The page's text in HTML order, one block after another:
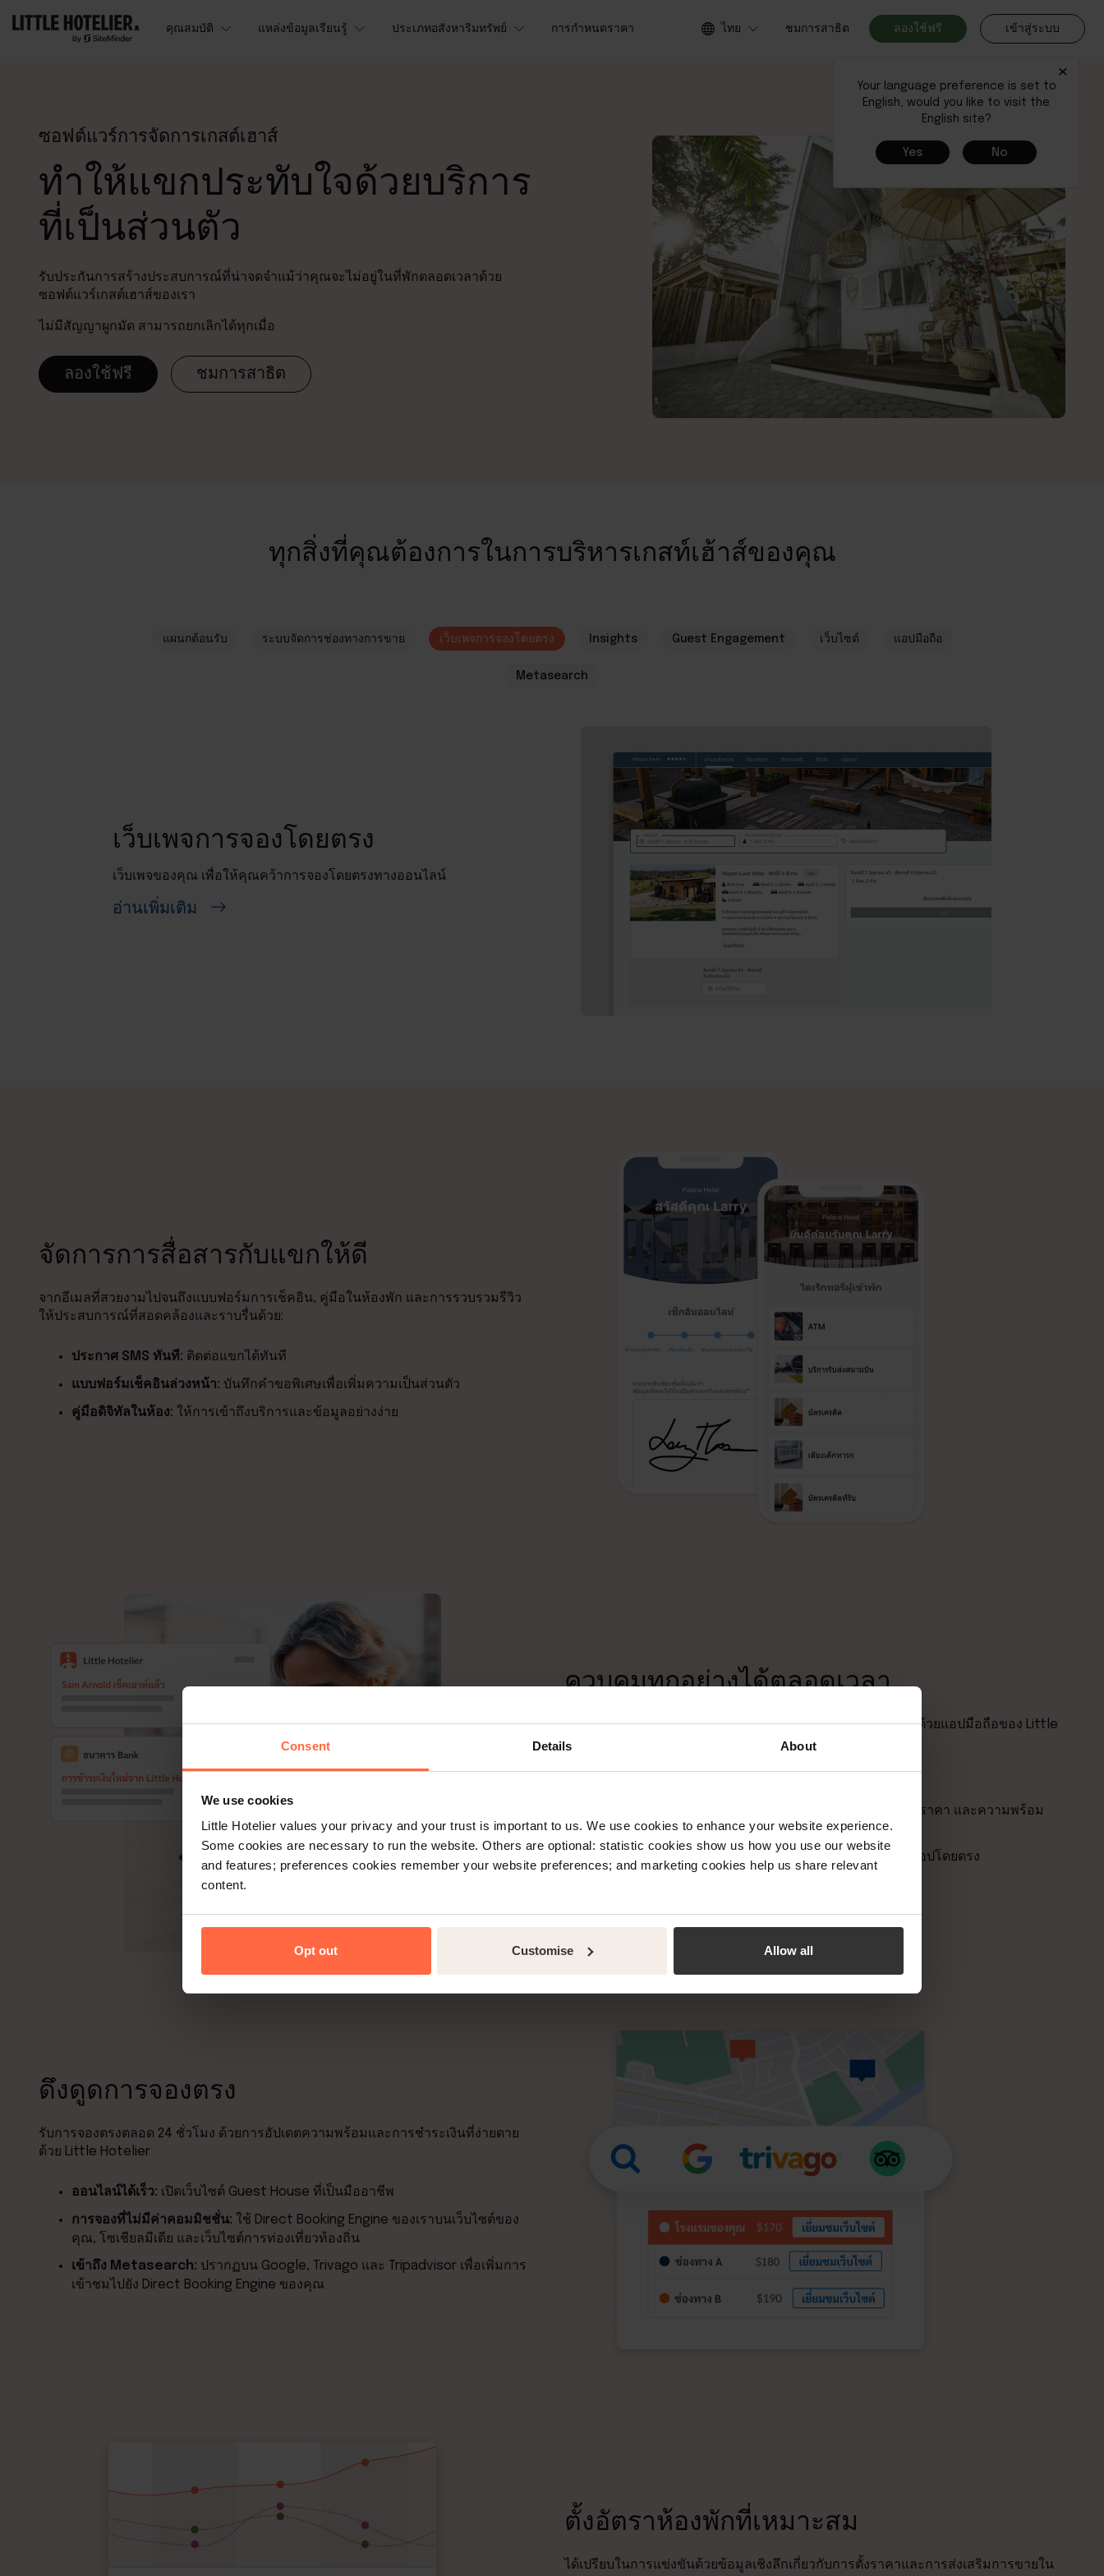
Consent Details About
We use cookies
Little Hotelier values your privacy and your trust is important to us. We use cookies to enhance your website experience.
Some cookies are necessary to run the website. Others are optional: statistic cookies show us how you use our website
and features; preferences cookies remember your website preferences; and marketing cookies help us share relevant
content.
Opt out Customise Allow all
คุณสมบัติ แหล่งข้อมูลเรียนรู้ ประเภทอสังหาริมทรัพย์ การกำหนดราคา ไทย ชมการสาธิต ลองใช้ฟรี เข้าสู่ระบบ
×
Your language preference is set to
English, would you like to visit the
English site?
Yes No
ซอฟต์แวร์การจัดการเกสต์เฮาส์
ทำให้แขกประทับใจด้วยบริการ
ที่เป็นส่วนตัว
รับประกันการสร้างประสบการณ์ที่น่าจดจำแม้ว่าคุณจะไม่อยู่ในที่พักตลอดเวลาด้วย
ซอฟต์แวร์เกสต์เฮาส์ของเรา
ไม่มีสัญญาผูกมัด สามารถยกเลิกได้ทุกเมื่อ
ลองใช้ฟรี ชมการสาธิต
ทุกสิ่งที่คุณต้องการในการบริหารเกสท์เฮ้าส์ของคุณ
แผนกต้อนรับ ระบบจัดการช่องทางการขาย เว็บเพจการจองโดยตรง Insights Guest Engagement เว็บไซต์ แอปมือถือ
Metasearch
Insights
แดชบอร์ดพร้อมข้อมูลเชิงลึก เกี่ยวกับรู้วิธีกำหนดราคา และการโปรโมต
ที่พักของคุณ
อ่านเพิ่มเติม
จัดการการสื่อสารกับแขกให้ดี
จากอีเมลที่สวยงามไปจนถึงแบบฟอร์มการเช็คอิน, คู่มือในห้องพัก และการรวบรวมรีวิว
ให้ประสบการณ์ที่สอดคล้องและราบรื่นด้วย:
ประกาศ SMS ทันที: ติดต่อแขกได้ทันที
แบบฟอร์มเช็คอินล่วงหน้า: บันทึกคำขอพิเศษเพื่อเพิ่มความเป็นส่วนตัว
คู่มือดิจิทัลในห้อง: ให้การเข้าถึงบริการและข้อมูลอย่างง่าย
ควบคุมทุกอย่างได้ตลอดเวลา
อยู่เหนือการควบคุมของ Guest House หรือ Cottage ของคุณด้วยแอปมือถือของ Little
Hotelier:
จัดการการจอง, การเช็คอิน/เช็คเอาท์, การตั้งราคา และความพร้อม
ของห้องพักจากโทรศัพท์หรือแท็บเล็ตของคุณ
ประมวลผลการทำธุรกรรมผ่านแอปโดยตรง
ดึงดูดการจองตรง
รับการจองตรงตลอด 24 ชั่วโมง ด้วยการอัปเดตความพร้อมและการชำระเงินที่ง่ายดาย
ด้วย Little Hotelier
ออนไลน์ได้เร็ว: เปิดเว็บไซต์ Guest House ที่เป็นมืออาชีพ
การจองที่ไม่มีค่าคอมมิชชั่น: ใช้ Direct Booking Engine ของเราบนเว็บไซต์ของ
คุณ, โซเชียลมีเดีย และเว็บไซต์การท่องเที่ยวท้องถิ่น
เข้าถึง Metasearch: ปรากฏบน Google, Trivago และ Tripadvisor เพื่อเพิ่มการ
เข้าชมไปยัง Direct Booking Engine ของคุณ
ตั้งอัตราห้องพักที่เหมาะสม
ได้เปรียบในการแข่งขันด้วยข้อมูลเชิงลึกเกี่ยวกับการตั้งราคาและการส่งเสริมการขายใน